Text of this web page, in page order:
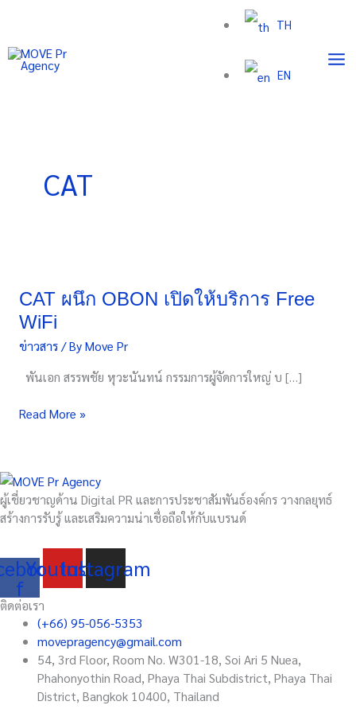
content
TH
EN
CAT
CAT ผนึก OBON เปิดให้บริการ Free
WiFi
ข่าวสาร/ ByMove Pr
พันเอก สรรพชัย หุวะนันทน์ กรรมการผู้จัดการใหญ่ บ […]
OBON
เปิด
ให้
บริการ
Free
WiFi
Read More »
ผู้เชี่ยวชาญด้าน Digital PR และการประชาสัมพันธ์องค์กร วางกลยุทธ์
สร้างการรับรู้ และเสริมความน่าเชื่อถือให้กับแบรนด์
f
Youtube
Instagram
ติดต่อเรา
(+66) 95-056-5353
movepragency@gmail.com
54, 3rd Floor, Room No. W301-18, Soi Ari 5 Nuea,
Phahonyothin Road, Phaya Thai Subdistrict, Phaya Thai
District, Bangkok 10400, Thailand